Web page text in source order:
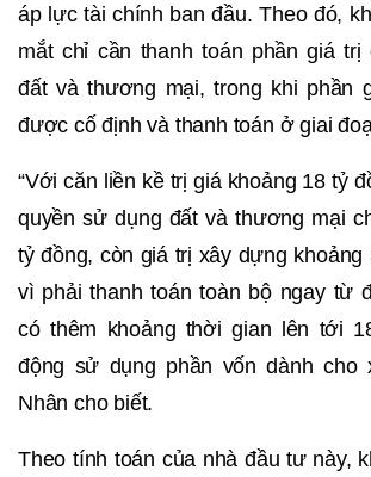
áp lực tài chính ban đầu. Theo đó,
mắt chỉ cần thanh toán phần giá trị
đất và thương mại, trong khi phần
được cố định và thanh toán ở giai
“Với căn liền kề trị giá khoảng 18 tỷ
quyền sử dụng đất và thương mại
tỷ đồng, còn giá trị xây dựng khoảng
vì phải thanh toán toàn bộ ngay từ
có thêm khoảng thời gian lên tới
động sử dụng phần vốn dành cho
Nhân cho biết.
Theo tính toán của nhà đầu tư này,